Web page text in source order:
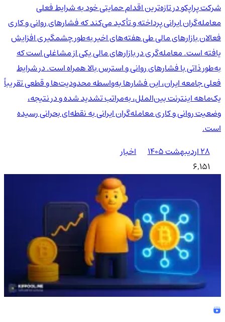
شرکت پراپکو در تازه‌ترین اقدام حمایتی خود به شرایط فعلی
معامله‌گران ایرانی پرداخته و تأکید می‌کند که فشارهای روانی و کاری
فعالان بازارهای مالی طی هفته‌های اخیر به‌طور چشمگیری افزایش
یافته است. معامله‌گری در بازارهای مالی یکی از مشاغلی است که
به‌طور ذاتی با فشارهای روانی و استرس بالا همراه است. در شرایط
فعلی جامعه ایران، این فشارها به‌واسطه محدودیت‌ها و قطعی تقریباً
یک‌ماهه اینترنت بین‌الملل، به‌مراتب تشدید شده و در نتیجه،
وضعیت روانی و کاری معامله‌گران ایرانی به نقطه‌ای بحرانی رسیده
است.
۲۸ اردیبهشت ۱۴۰۵
اخبار
6,151